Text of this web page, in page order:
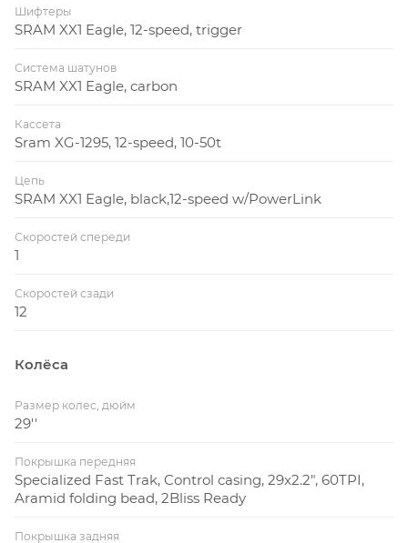
Шифтеры
SRAM XX1 Eagle, 12-speed, trigger
Система шатунов
SRAM XX1 Eagle, carbon
Кассета
Sram XG-1295, 12-speed, 10-50t
Цепь
SRAM XX1 Eagle, black,12-speed w/PowerLink
Скоростей спереди
1
Скоростей сзади
12
Колёса
Размер колес, дюйм
29''
Покрышка передняя
Specialized Fast Trak, Control casing, 29x2.2", 60TPI,
Aramid folding bead, 2Bliss Ready
Покрышка задняя